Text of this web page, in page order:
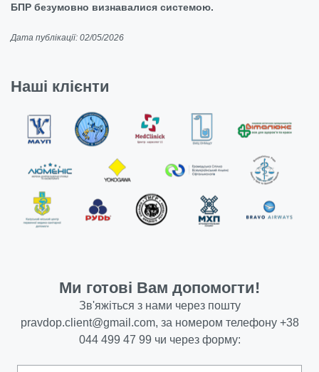
БПР безумовно визнавалися системою.
Дата публікації: 02/05/2026
Наші клієнти
Ми готові Вам допомогти!
Зв'яжіться з нами через пошту
pravdop.client@gmail.com, за номером телефону +38
044 499 47 99 чи через форму: